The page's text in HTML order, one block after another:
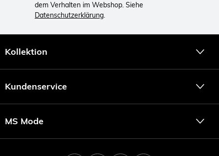
dem Verhalten im Webshop. Siehe
Datenschutzerklärung.
Kollektion
Kundenservice
MS Mode